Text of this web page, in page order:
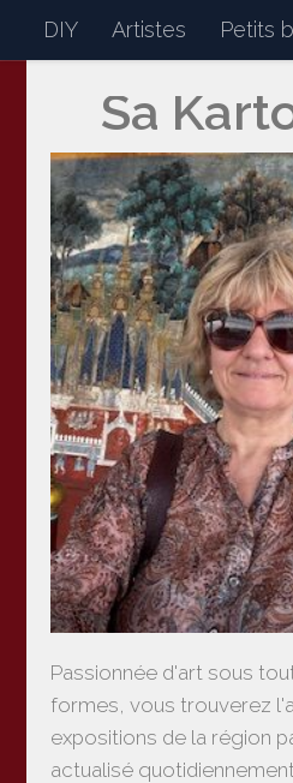
Skip to content
DIY Artistes Petits
Sa
Passionnée d'art sous
formes, vous trouverez
expositions de la région
actualisé